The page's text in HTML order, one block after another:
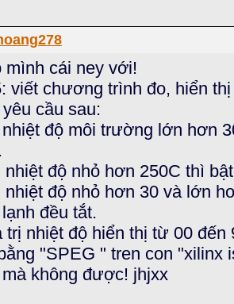
mình cái ney với!
viết chương trình đo, hiển
cầu sau:
độ môi trường lớn hơn
nhiệt độ nhỏ hơn 250C thì
nhiệt độ nhỏ hơn 30 và lớn
đều tắt.
trị nhiệt độ hiển thị từ 00 đến
"SPEG " tren con "xilinx
không được! jhjxx